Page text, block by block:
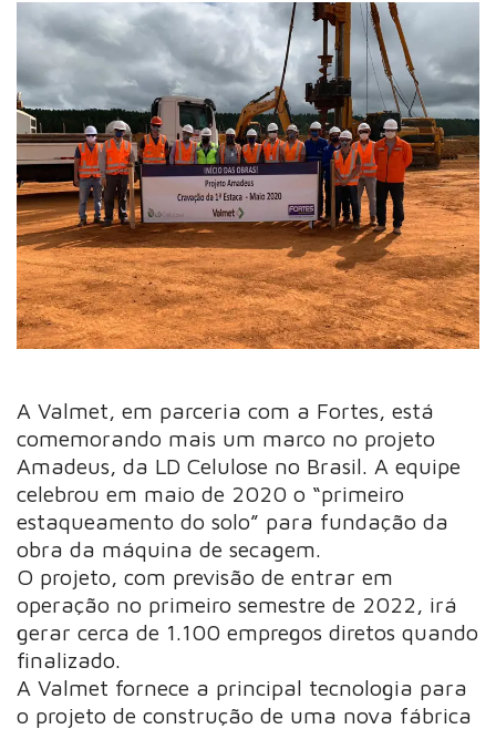
A Valmet, em parceria com a Fortes, está
comemorando mais um marco no projeto
Amadeus, da LD Celulose no Brasil. A equipe
celebrou em maio de 2020 o “primeiro
estaqueamento do solo” para fundação da
obra da máquina de secagem.
O projeto, com previsão de entrar em
operação no primeiro semestre de 2022, irá
gerar cerca de 1.100 empregos diretos quando
finalizado.
A Valmet fornece a principal tecnologia para
o projeto de construção de uma nova fábrica